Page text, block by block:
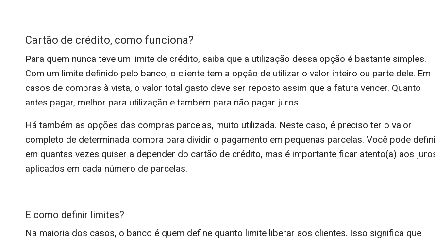
Cartão de crédito, como funciona?
Para quem nunca teve um limite de crédito, saiba que a utilização dessa opção é bastante simples.
Com um limite definido pelo banco, o cliente tem a opção de utilizar o valor inteiro ou parte dele. Em
casos de compras à vista, o valor total gasto deve ser reposto assim que a fatura vencer. Quanto
antes pagar, melhor para utilização e também para não pagar juros.
Há também as opções das compras parcelas, muito utilizada. Neste caso, é preciso ter o valor
completo de determinada compra para dividir o pagamento em pequenas parcelas. Você pode
em quantas vezes quiser a depender do cartão de crédito, mas é importante ficar atento(a) aos
aplicados em cada número de parcelas.
E como definir limites?
Na maioria dos casos, o banco é quem define quanto limite liberar aos clientes. Isso significa que